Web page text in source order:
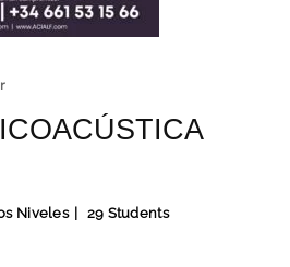
Niveles 29 Students